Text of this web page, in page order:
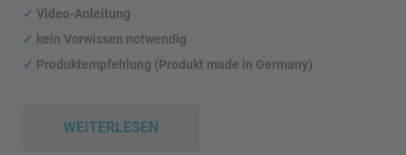
✓ Video-Anleitung
✓ kein Vorwissen notwendig
✓ Produktempfehlung (Produkt made in Germany)
WEITERLESEN